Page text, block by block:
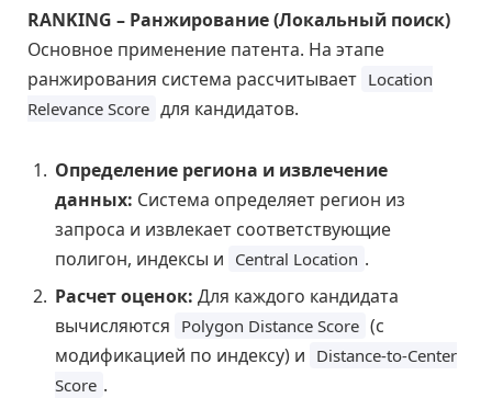
RANKING – Ранжирование (Локальный поиск)
Основное применение патента. На этапе
ранжирования система рассчитывает Location
Relevance Score для кандидатов.
Определение региона и извлечение
данных: Система определяет регион из
запроса и извлекает соответствующие
полигон, индексы и Central Location .
Расчет оценок: Для каждого кандидата
вычисляются Polygon Distance Score (с
модификацией по индексу) и Distance-to-Center
Score .